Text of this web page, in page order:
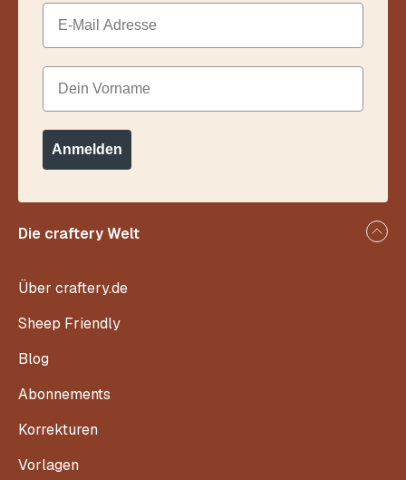
Die craftery Welt
Über craftery.de
Sheep Friendly
Blog
Abonnements
Korrekturen
Vorlagen
Email
Dein Vorname
Anmelden